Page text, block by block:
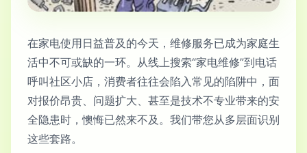
在家电使用日益普及的今天，维修服务已成为家庭生
活中不可或缺的一环。从线上搜索“家电维修”到电话
呼叫社区小店，消费者往往会陷入常见的陷阱中，面
对报价昂贵、问题扩大、甚至是技术不专业带来的安
全隐患时，懊悔已然来不及。我们带您从多层面识别
这些套路。